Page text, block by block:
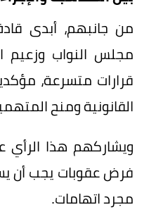
من جانبهم، أبدى
مجلس النواب وزعيم
قرارات متسرعة،
القانونية ومنح
ويشاركهم هذا الرأي
فرض عقوبات يجب أن
مجرد اتهامات.